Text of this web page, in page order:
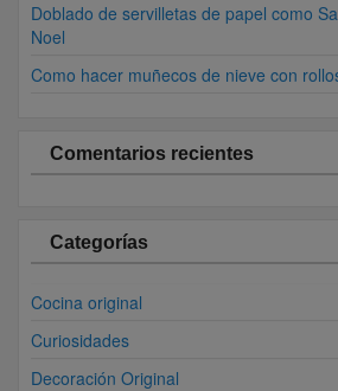
Doblado de servilletas de papel como
Noel
Como hacer muñecos de nieve con
Comentarios recientes
Categorías
Cocina original
Curiosidades
Decoración Original